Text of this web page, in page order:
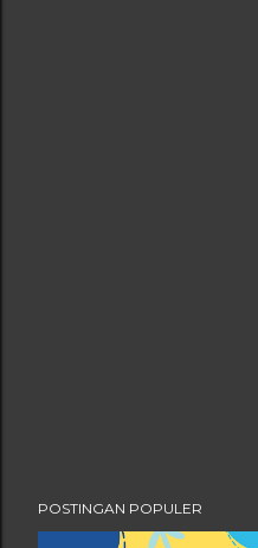
POSTINGAN POPULER